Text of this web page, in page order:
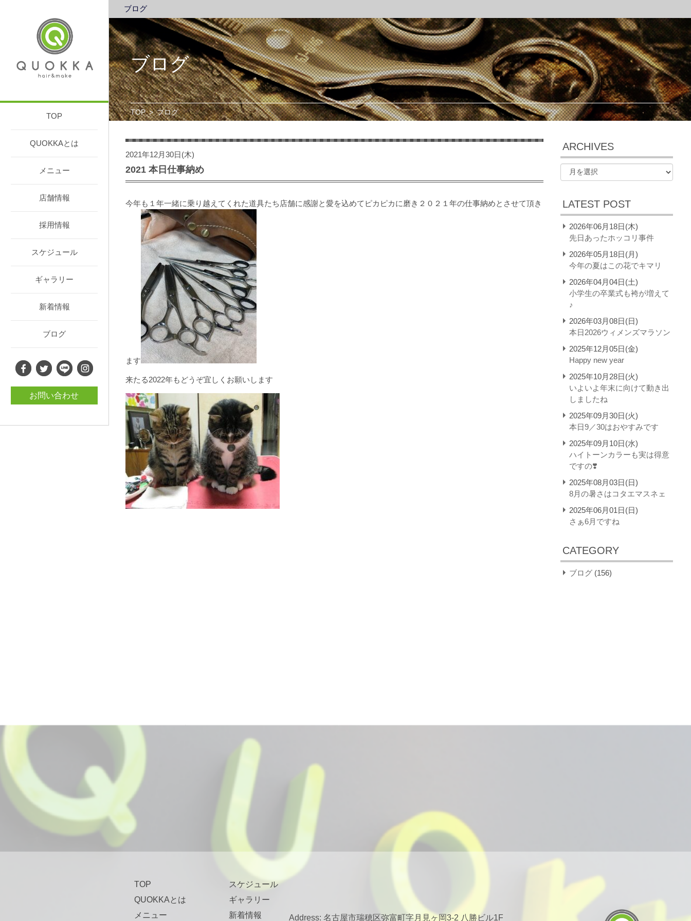
TOP
QUOKKAとは
メニュー
店舗情報
採用情報
スケジュール
ギャラリー
新着情報
ブログ
お問い合わせ
ブログ
ブログ
TOP>ブログ
2021年12月30日(木)
2021 本日仕事納め
今年も１年一緒に乗り越えてくれた道具たち店舗に感謝と愛を込めてピカピカに磨き２０２１年の仕事納めとさせて頂き
ます
来たる2022年もどうぞ宜しくお願いします
ARCHIVES
LATEST POST
2026年06月18日(木)
先日あったホッコリ事件
2026年05月18日(月)
今年の夏はこの花でキマリ
2026年04月04日(土)
小学生の卒業式も袴が増えて
♪
2026年03月08日(日)
本日2026ウィメンズマラソン
2025年12月05日(金)
Happy new year
2025年10月28日(火)
いよいよ年末に向けて動き出
しましたね
2025年09月30日(火)
本日9／30はおやすみです
2025年09月10日(水)
ハイトーンカラーも実は得意
ですの❣️
2025年08月03日(日)
8月の暑さはコタエマスネェ
2025年06月01日(日)
さぁ6月ですね
CATEGORY
ブログ(156)
TOP
QUOKKAとは
メニュー
スケジュール
ギャラリー
新着情報
Address: 名古屋市瑞穂区弥富町字月見ヶ岡3-2 八勝ビル1F